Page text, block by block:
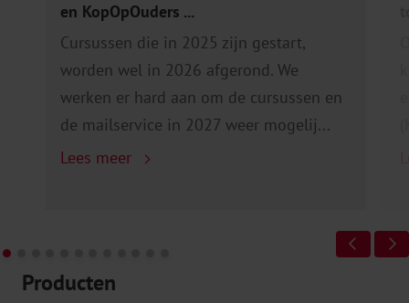
en KopOpOuders ...
Cursussen die in 2025 zijn gestart,
worden wel in 2026 afgerond. We
werken er hard aan om de cursussen en
de mailservice in 2027 weer mogelij...
Lees meer
Producten